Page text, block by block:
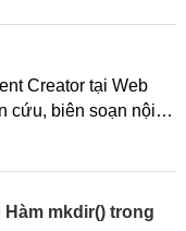
Creator tại Web
cứu, biên soạn nội
về website, SEO,
Hàm mkdir() trong